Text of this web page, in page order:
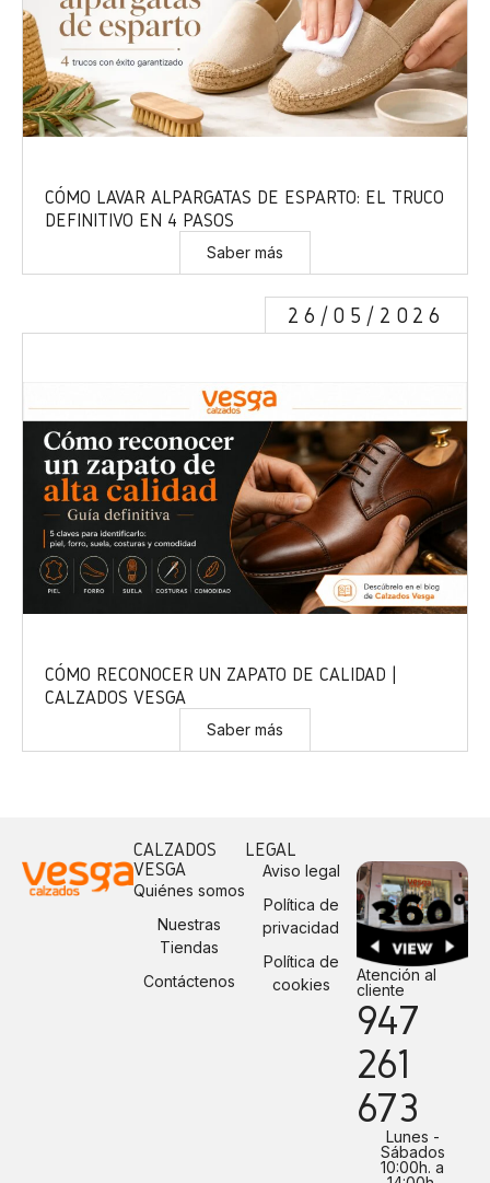
CÓMO LAVAR ALPARGATAS DE ESPARTO: EL TRUCO
DEFINITIVO EN 4 PASOS
Saber más
26/05/2026
CÓMO RECONOCER UN ZAPATO DE CALIDAD |
CALZADOS VESGA
Saber más
CALZADOS
VESGA
Quiénes somos
Nuestras
Tiendas
Contáctenos
LEGAL
Aviso legal
Política de
privacidad
Política de
cookies
Atención al
cliente
947
261
673
Lunes -
Sábados
10:00h. a